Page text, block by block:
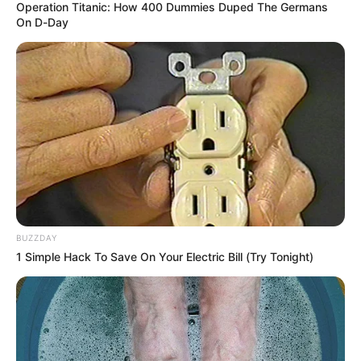
INSEGURIDAD CUNDINAMARCA
MANTÉNGASE EN ALERTA
Tenemos todas las noticias que le
interesan. Para estar bien informado, por
favor, active las notificaciones de Alerta.
ACTIVAR AHORA
TEMAS DESTACADOS
RECIBO DEL AGUA
LOCALIDAD DE USAQUÉN
CUNDINAMARCA
DESAPARECIDOS
Operation Titanic: How 400 Dummies Duped The Germans
On D-Day
BUZZDAY
1 Simple Hack To Save On Your Electric Bill (Try Tonight)